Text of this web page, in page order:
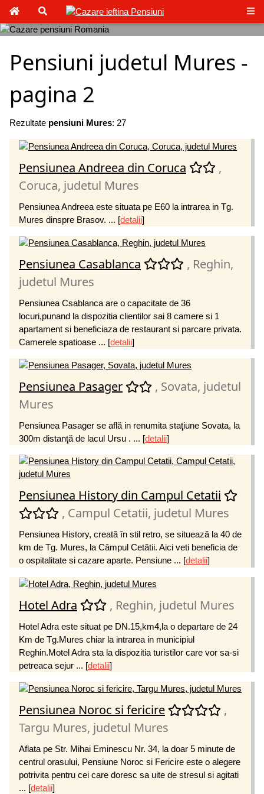
Pensiuni judetul Mures -
pagina 2
Rezultate pensiuni Mures: 27
Pensiunea Andreea din Coruca
,
Coruca, judetul Mures
Pensiunea Andreea este situata pe E60 la intrarea in Tg.
Mures dinspre Brasov. ... [detalii]
Pensiunea Casablanca
, Reghin,
judetul Mures
Pensiunea Csablanca are o capacitate de 36
locuri,punand la dispozitia clientilor sai 8 camere si 1
apartament si beneficiaza de restaurant si parcare privata.
Camerele spatioase ... [detalii]
Pensiunea Pasager
, Sovata, judetul
Mures
Pensiunea Pasager se află in renumita staţiune Sovata, la
300m distanţă de lacul Ursu . ... [detalii]
Pensiunea History din Campul Cetatii
, Campul Cetatii, judetul Mures
Pensiunea History, creată în stil retro, se situează la 40 de
km de Tg. Mures, la Câmpul Cetătii. Aici veti beneficia de
o ospitalitate si cazare aparte. Pensiune ... [detalii]
Hotel Adra , Reghin, judetul Mures
Hotel Adra este situat pe DN.15,km4,la o departare de 24
Km de Tg.Mures chiar la intrarea in municipiul
Reghin.Motel Adra sta la dispozitia turistilor care vor sa-si
petreaca sejur ... [detalii]
Pensiunea Noroc si fericire
,
Targu Mures, judetul Mures
Aflata pe Str. Mihai Eminescu Nr. 34, la doar 5 minute de
centrul orasului, Pensiune Noroc si Fericire este o alegere
potrivita pentru cei care doresc sa uite de stresul si agitati
... [detalii]